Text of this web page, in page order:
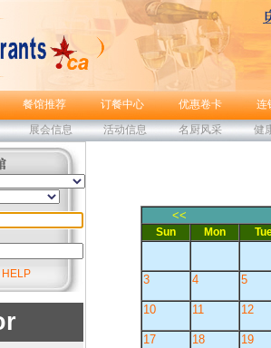
餐馆推荐 订餐中心 优惠卷卡
连
展会信息 活动信息 名厨风采 健
HELP
<<
Sun Mon
3 4 5
10 11 12
17 18 19